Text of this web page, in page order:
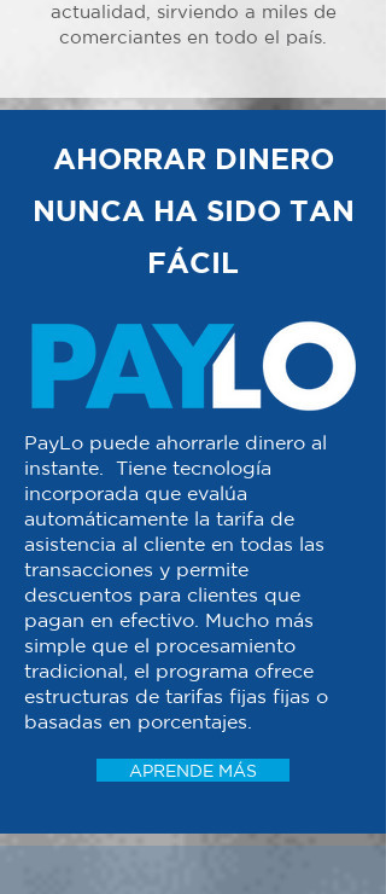
actualidad, sirviendo a miles de
comerciantes en todo el país.
AHORRAR DINERO
NUNCA HA SIDO TAN
FÁCIL
PayLo puede ahorrarle dinero al
instante. Tiene tecnología
incorporada que evalúa
automáticamente la tarifa de
asistencia al cliente en todas las
transacciones y permite
descuentos para clientes que
pagan en efectivo. Mucho más
simple que el procesamiento
tradicional, el programa ofrece
estructuras de tarifas fijas fijas o
basadas en porcentajes.
APRENDE MÁS